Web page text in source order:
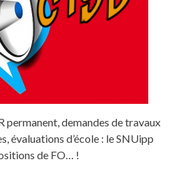
permanent, demandes de travaux
évaluations d’école : le SNUipp
de FO… !